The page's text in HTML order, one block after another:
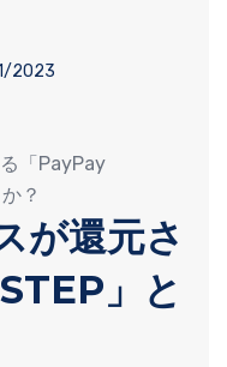
2023
「PayPay
？
が還元さ
」と